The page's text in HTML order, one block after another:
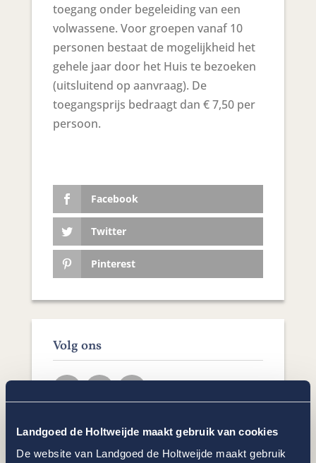
Landgoed de Holtweijde maakt gebruik van cookies
De website van Landgoed de Holtweijde maakt gebruik
toegang onder begeleiding van een
volwassene. Voor groepen vanaf 10
personen bestaat de mogelijkheid het
gehele jaar door het Huis te bezoeken
(uitsluitend op aanvraag). De
toegangsprijs bedraagt dan € 7,50 per
persoon.
Facebook
Twitter
Pinterest
Volg ons